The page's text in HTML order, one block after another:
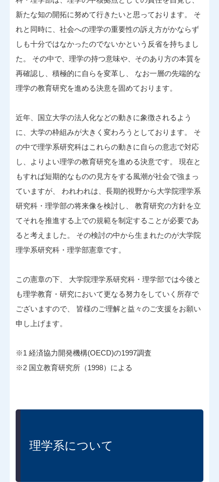
新たな知の開拓に努めて行きたいと思っております。 そ
れと同時に、社会への理学の重要性の訴え方がかならず
しも十分ではなかったのでないかという反省を持ちまし
た。 その中で、理学の持つ意味や、そのあり方の本質を
再確認し、積極的に自らを変革し、 なお一層の先端的な
理学の教育研究を進める決意を固めております。
近年、国立大学の法人化などの動きに象徴されるよう
に、大学の枠組みが大きく変わろうとしております。 そ
の中で理学系研究科はこれらの動きに自らの意志で対応
し、よりよい理学の教育研究を進める決意です。 現在と
もすれば短期的なものの見方をする風潮が社会で強まっ
ていますが、 われわれは、長期的視野から大学院理学系
研究科・理学部の将来像を検討し、 教育研究の方針を立
てそれを推進する上での規範を制定することが必要であ
ると考えました。 その検討の中から生まれたのが大学院
理学系研究科・理学部憲章です。
この憲章の下、 大学院理学系研究科・理学部では今後と
も理学教育・研究において更なる努力をしていく所存で
ございますので、 皆様のご理解と益々のご支援をお願い
申し上げます。
※1 経済協力開発機構(OECD)の1997調査
※2 国立教育研究所（1998）による
理学系について